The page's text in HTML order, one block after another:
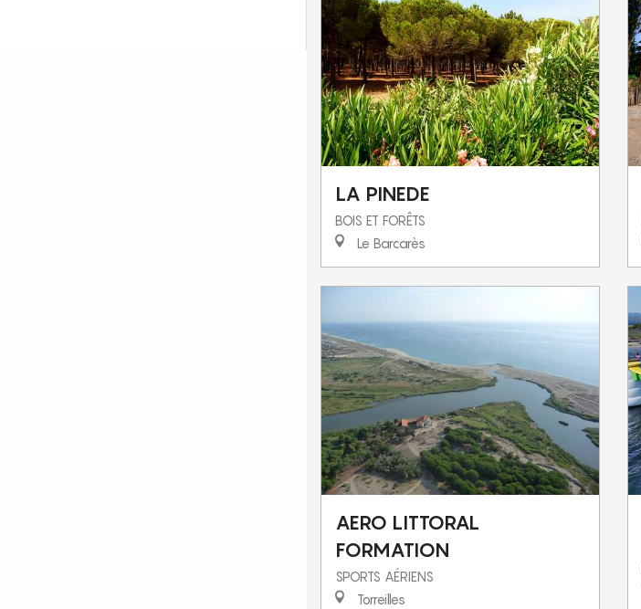
LA PINEDE
BOIS ET FORÊTS
Le Barcarès
AERO LITTORAL
FORMATION
SPORTS AÉRIENS
Torreilles